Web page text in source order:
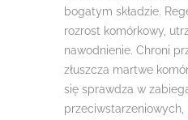
bogatym składzie.
rozrost komórkowy,
nawodnienie. Chroni
złuszcza martwe
się sprawdza w
przeciwstarzeniowych,